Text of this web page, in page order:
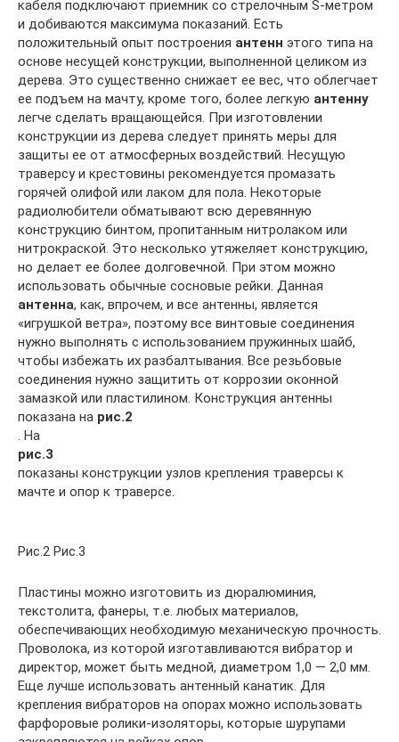
кабеля подключают приемник со стрелочным S-метром
и добиваются максимума показаний. Есть
положительный опыт построения антенн этого типа на
основе несущей конструкции, выполненной целиком из
дерева. Это существенно снижает ее вес, что облегчает
ее подъем на мачту, кроме того, более легкую антенну
легче сделать вращающейся. При изготовлении
конструкции из дерева следует принять меры для
защиты ее от атмосферных воздействий. Несущую
траверсу и крестовины рекомендуется промазать
горячей олифой или лаком для пола. Некоторые
радиолюбители обматывают всю деревянную
конструкцию бинтом, пропитанным нитролаком или
нитрокраской. Это несколько утяжеляет конструкцию,
но делает ее более долговечной. При этом можно
использовать обычные сосновые рейки. Данная
антенна, как, впрочем, и все антенны, является
«игрушкой ветра», поэтому все винтовые соединения
нужно выполнять с использованием пружинных шайб,
чтобы избежать их разбалтывания. Все резьбовые
соединения нужно защитить от коррозии оконной
замазкой или пластилином. Конструкция антенны
показана на рис.2
. На
рис.3
показаны конструкции узлов крепления траверсы к
мачте и опор к траверсе.
Рис.2 Рис.3
Пластины можно изготовить из дюралюминия,
текстолита, фанеры, т.е. любых материалов,
обеспечивающих необходимую механическую прочность.
Проволока, из которой изготавливаются вибратор и
директор, может быть медной, диаметром 1,0 — 2,0 мм.
Еще лучше использовать антенный канатик. Для
крепления вибраторов на опорах можно использовать
фарфоровые ролики-изоляторы, которые шурупами